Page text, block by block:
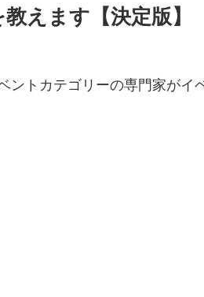
えます【決定版】
トカテゴリーの専門家がイ